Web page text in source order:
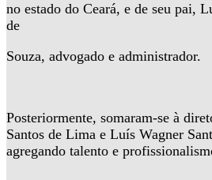
no estado do Ceará, e de seu pai,
de
Souza, advogado e administrador.
Posteriormente, somaram-se à
Santos de Lima e Luís Wagner
agregando talento e